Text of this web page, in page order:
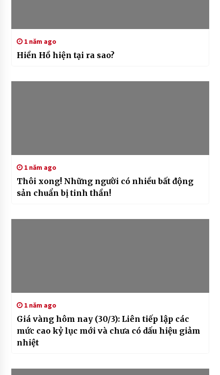
1 năm ago
Hiền Hồ hiện tại ra sao?
1 năm ago
Thôi xong! Những người có nhiều bất động
sản chuẩn bị tinh thần!
1 năm ago
Giá vàng hôm nay (30/3): Liên tiếp lập các
mức cao kỷ lục mới và chưa có dấu hiệu giảm
nhiệt